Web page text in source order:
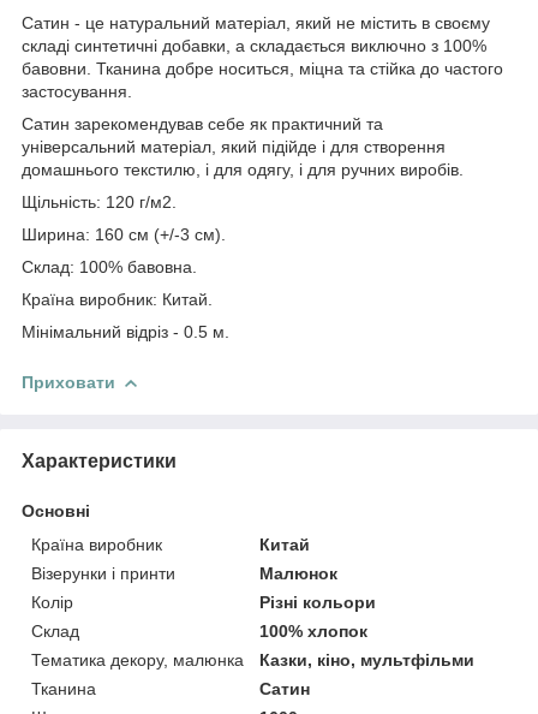
Сатин - це натуральний матеріал, який не містить в своєму
складі синтетичні добавки, а складається виключно з 100%
бавовни. Тканина добре носиться, міцна та стійка до частого
застосування.
Сатин зарекомендував себе як практичний та
універсальний матеріал, який підійде і для створення
домашнього текстилю, і для одягу, і для ручних виробів.
Щільність: 120 г/м2.
Ширина: 160 см (+/-3 см).
Склад: 100% бавовна.
Країна виробник: Китай.
Мінімальний відріз - 0.5 м.
Приховати
Характеристики
Основні
Країна виробник
Китай
Візерунки і принти
Малюнок
Колір
Різні кольори
Склад
100% хлопок
Тематика декору, малюнка
Казки, кіно, мультфільми
Тканина
Сатин